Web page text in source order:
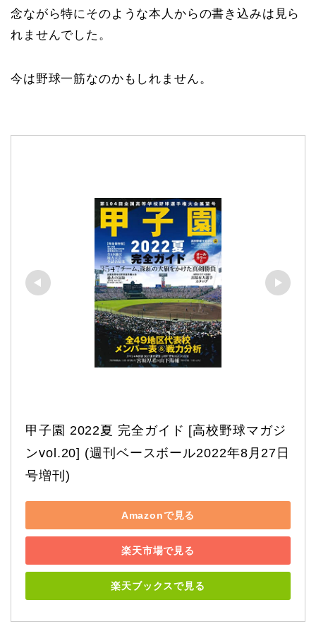
念ながら特にそのような本人からの書き込みは見ら
れませんでした。
今は野球一筋なのかもしれません。
甲子園 2022夏 完全ガイド [高校野球マガジ
ンvol.20] (週刊ベースボール2022年8月27日
号増刊)
Amazonで見る
楽天市場で見る
楽天ブックスで見る